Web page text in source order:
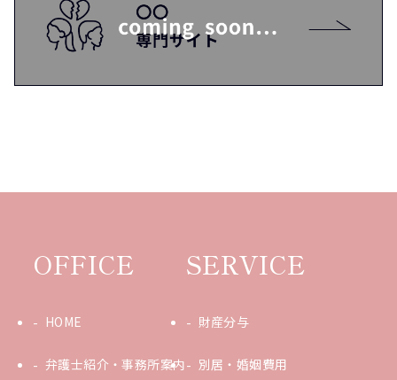
OFFICE
HOME
弁護士紹介・事務所案内
SERVICE
財産分与
別居・婚姻費用